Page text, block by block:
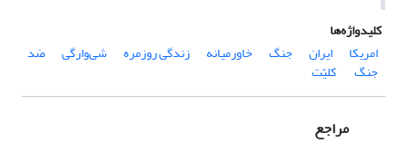
کلیدواژه‌ها
امریکا
ایران جنگ خاورمیانه زندگی روزمره شی‌وارگی ضد
جنگ ‌ کلیّت
مراجع